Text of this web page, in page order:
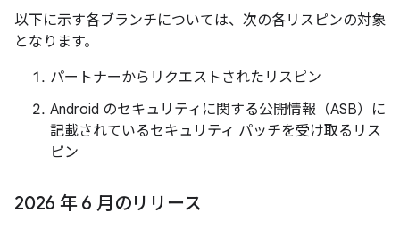
以下に示す各ブランチについては、次の各リスピンの対象
となります。
パートナーからリクエストされたリスピン
Android のセキュリティに関する公開情報（ASB）に
記載されているセキュリティ パッチを受け取るリス
ピン
2026 年 6 月のリリース